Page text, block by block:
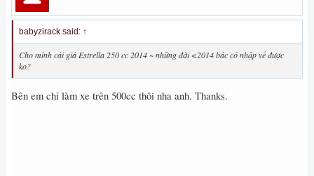
babyzirack said: ↑
Cho mình cái giá Estrella 250 cc 2014 ~ những đời <2014 bác có nhập về được
ko?
Bên em chỉ làm xe trên 500cc thôi nha anh. Thanks.